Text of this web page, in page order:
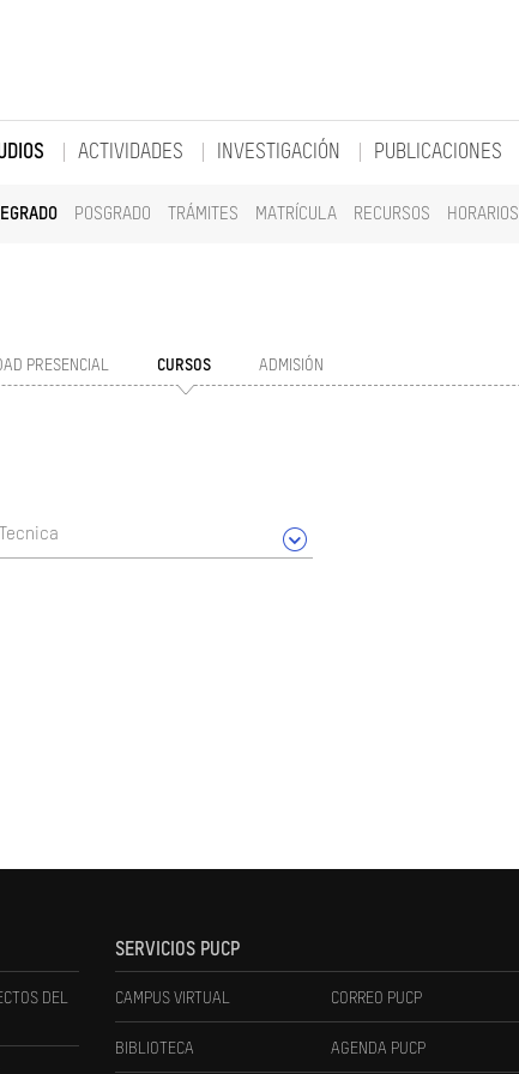
POSGRADO TRÁMITES MATRÍCULA RECURSOS HORARIOS
ACTIVIDADES INVESTIGACIÓN PUBLICACIONES
PRESENCIAL CURSOS ADMISIÓN
Tecnica
DEL
SERVICIOS PUCP
CAMPUS VIRTUAL CORREO PUCP
BIBLIOTECA AGENDA PUCP